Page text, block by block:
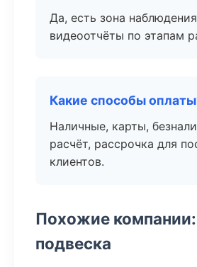
Да, есть зона
видеоотчёты по этапам
Какие способы
Наличные, карты,
расчёт, рассрочка для
клиентов.
Похожие
подвеска